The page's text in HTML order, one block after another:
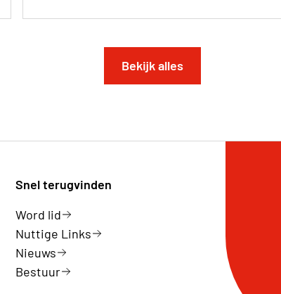
Bekijk alles
Snel terugvinden
Word lid
Nuttige Links
Nieuws
Bestuur